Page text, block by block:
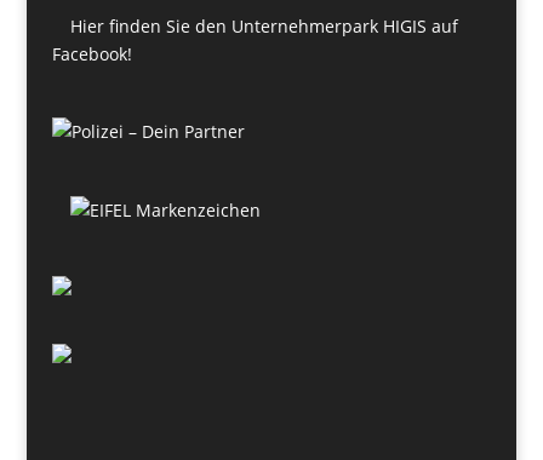
Hier finden Sie den Unternehmerpark HIGIS auf
Facebook!